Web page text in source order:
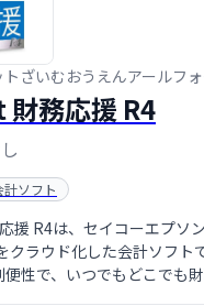
トざいむおうえんアールフ
務応援 R4
ソフト
援 R4は、セイコーエプソ
クラウド化した会計ソフト
便性で、いつでもどこでも